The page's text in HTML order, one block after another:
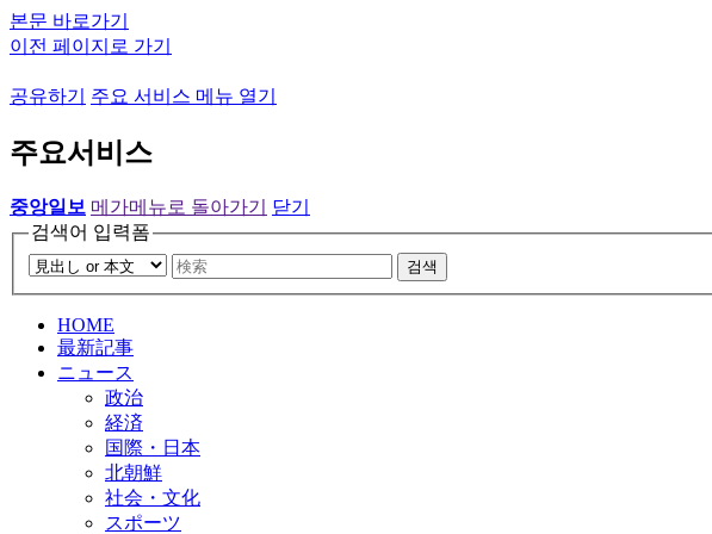
본문 바로가기
이전 페이지로 가기
공유하기 주요 서비스 메뉴 열기
주요서비스
중앙일보 메가메뉴로 돌아가기
닫기
검색어 입력폼
검색
HOME
最新記事
ニュース
政治
経済
国際・日本
北朝鮮
社会・文化
スポーツ